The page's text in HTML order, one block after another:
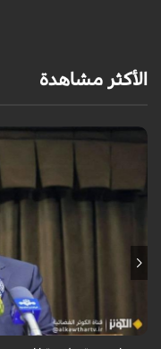
الأكثر مشاهدة
تُعدّ المراكز العلاجية في
الحديثة، وجهةً للمرضى من